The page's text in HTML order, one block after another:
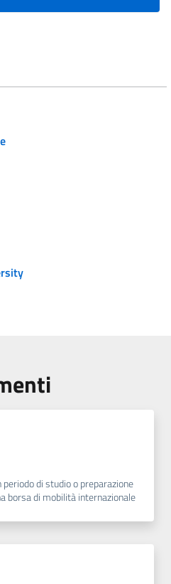
di studio o preparazione
borsa di mobilità internazionale